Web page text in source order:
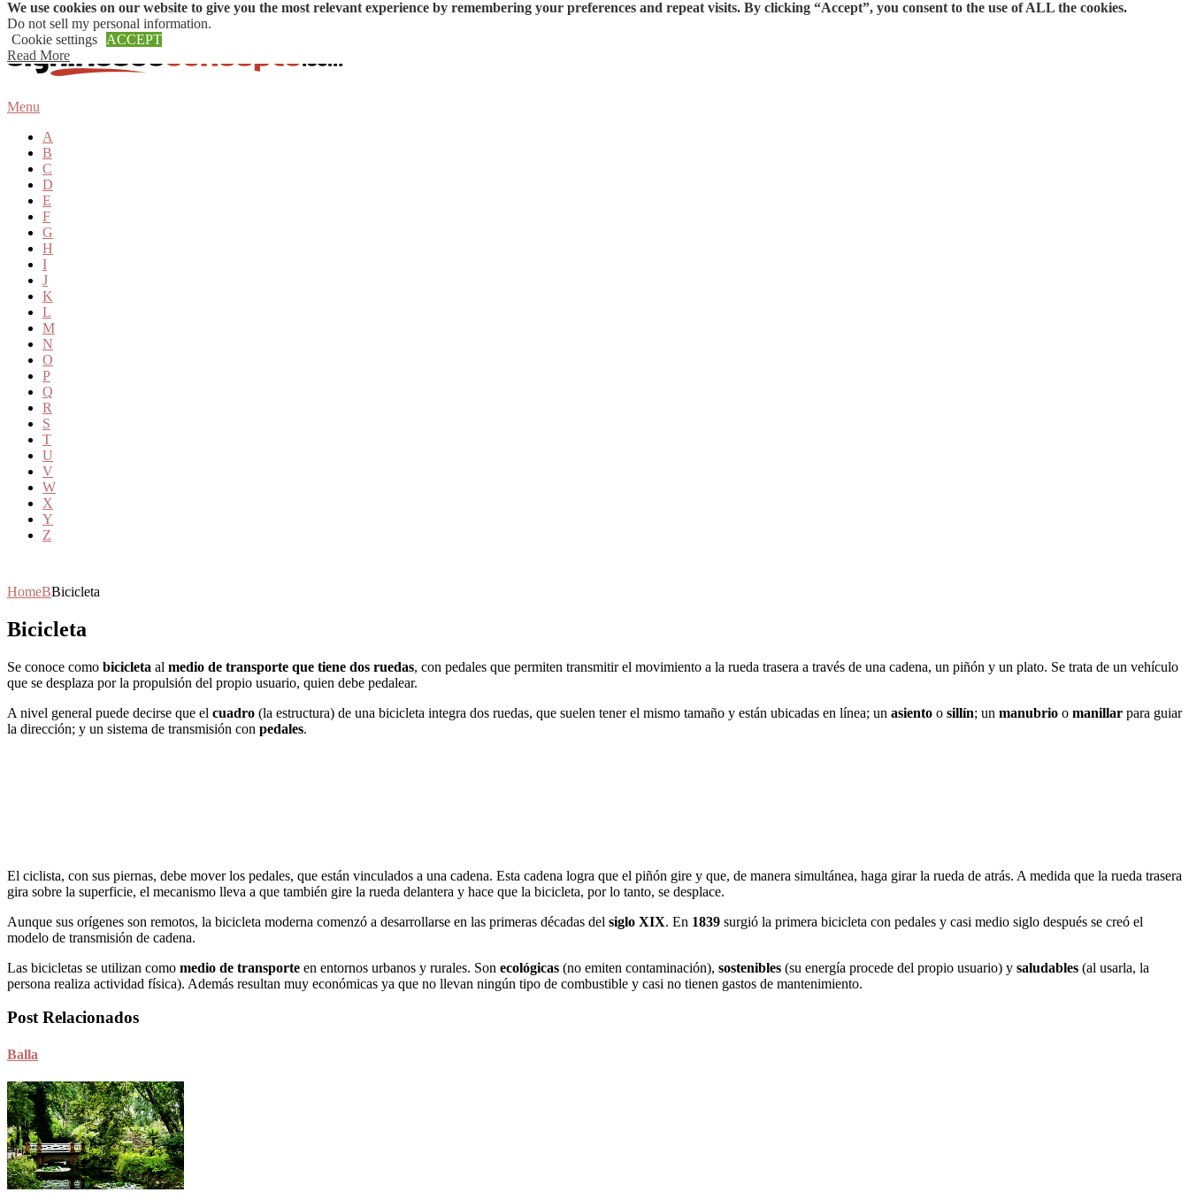
Skip to content
Menu
A
B
C
D
E
F
G
H
I
J
K
L
M
N
O
P
Q
R
S
T
U
V
W
X
Y
Z
HomeBBicicleta
Bicicleta
Se conoce como bicicleta al medio de transporte que tiene dos ruedas, con pedales que permiten transmitir el movimiento a la rueda trasera a través de una cadena, un piñón y un plato. Se trata de un vehículo
que se desplaza por la propulsión del propio usuario, quien debe pedalear.
A nivel general puede decirse que el cuadro (la estructura) de una bicicleta integra dos ruedas, que suelen tener el mismo tamaño y están ubicadas en línea; un asiento o sillín; un manubrio o manillar para guiar
la dirección; y un sistema de transmisión con pedales.
El ciclista, con sus piernas, debe mover los pedales, que están vinculados a una cadena. Esta cadena logra que el piñón gire y que, de manera simultánea, haga girar la rueda de atrás. A medida que la rueda trasera
gira sobre la superficie, el mecanismo lleva a que también gire la rueda delantera y hace que la bicicleta, por lo tanto, se desplace.
Aunque sus orígenes son remotos, la bicicleta moderna comenzó a desarrollarse en las primeras décadas del siglo XIX. En 1839 surgió la primera bicicleta con pedales y casi medio siglo después se creó el
modelo de transmisión de cadena.
Las bicicletas se utilizan como medio de transporte en entornos urbanos y rurales. Son ecológicas (no emiten contaminación), sostenibles (su energía procede del propio usuario) y saludables (al usarla, la
persona realiza actividad física). Además resultan muy económicas ya que no llevan ningún tipo de combustible y casi no tienen gastos de mantenimiento.
Post Relacionados
Balla
We use cookies on our website to give you the most relevant experience by remembering your preferences and repeat visits. By clicking “Accept”, you consent to the use of ALL the cookies.
Do not sell my personal information.
Cookie settings
ACCEPT
Read More